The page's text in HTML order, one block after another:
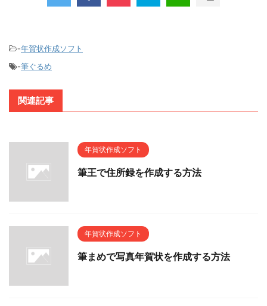
-年賀状作成ソフト
-筆ぐるめ
関連記事
年賀状作成ソフト
筆王で住所録を作成する方法
年賀状作成ソフト
筆まめで写真年賀状を作成する方法